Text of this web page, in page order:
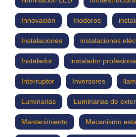
Innovación Inodoros
Instalaciones instalaciones
Instalador instalador
Interruptor Inversores
Luminarias Luminarias de
Mantenimiento Mecanismo